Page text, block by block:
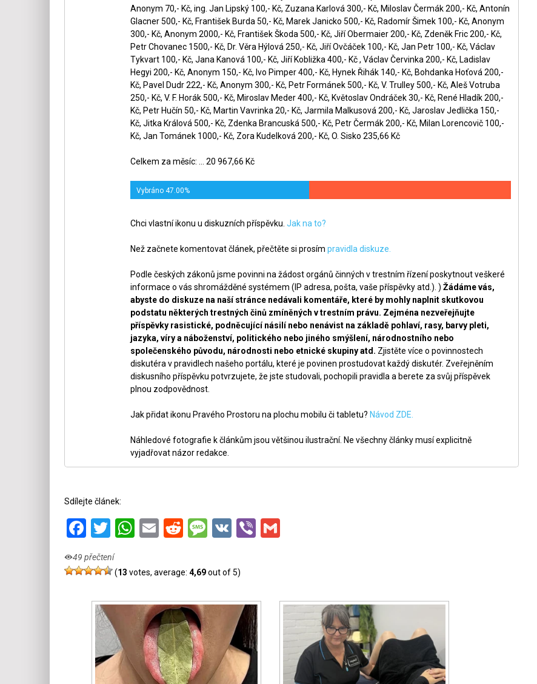
Anonym 70,- Kč, ing. Jan Lipský 100,- Kč, Zuzana Karlová 300,- Kč, Miloslav Čermák 200,- Kč, Antonín
Glacner 500,- Kč, František Burda 50,- Kč, Marek Janicko 500,- Kč, Radomír Šimek 100,- Kč, Anonym
300,- Kč, Anonym 2000,- Kč, František Škoda 500,- Kč, Jiří Obermaier 200,- Kč, Zdeněk Fric 200,- Kč,
Petr Chovanec 1500,- Kč, Dr. Věra Hýlová 250,- Kč, Jiří Ovčáček 100,- Kč, Jan Petr 100,- Kč, Václav
Tykvart 100,- Kč, Jana Kanová 100,- Kč, Jiří Kobližka 400,- Kč , Václav Červinka 200,- Kč, Ladislav
Hegyi 200,- Kč, Anonym 150,- Kč, Ivo Pimper 400,- Kč, Hynek Řihák 140,- Kč, Bohdanka Hoťová 200,-
Kč, Pavel Dudr 222,- Kč, Anonym 300,- Kč, Petr Formánek 500,- Kč, V. Trulley 500,- Kč, Aleš Votruba
250,- Kč, V. F. Horák 500,- Kč, Miroslav Meder 400,- Kč, Květoslav Ondráček 30,- Kč, René Hladík 200,-
Kč, Petr Hučín 50,- Kč, Martin Vavrinka 20,- Kč, Jarmila Malkusová 200,- Kč, Jaroslav Jedlička 150,-
Kč, Jitka Králová 500,- Kč, Zdenka Brancuská 500,- Kč, Petr Čermák 200,- Kč, Milan Lorencovič 100,-
Kč, Jan Tománek 1000,- Kč, Zora Kudelková 200,- Kč, O. Sisko 235,66 Kč
Celkem za měsíc: ... 20 967,66 Kč
Vybráno 47.00%
Chci vlastní ikonu u diskuzních příspěvku. Jak na to?
Než začnete komentovat článek, přečtěte si prosím pravidla diskuze.
Podle českých zákonů jsme povinni na žádost orgánů činných v trestním řízení poskytnout veškeré
informace o vás shromážděné systémem (IP adresa, pošta, vaše příspěvky atd.). ) Žádáme vás,
abyste do diskuze na naší stránce nedávali komentáře, které by mohly naplnit skutkovou
podstatu některých trestných činů zmíněných v trestním právu. Zejména nezveřejňujte
příspěvky rasistické, podněcující násilí nebo nenávist na základě pohlaví, rasy, barvy pleti,
jazyka, víry a náboženství, politického nebo jiného smýšlení, národnostního nebo
společenského původu, národnosti nebo etnické skupiny atd. Zjistěte více o povinnostech
diskutéra v pravidlech našeho portálu, které je povinen prostudovat každý diskutér. Zveřejněním
diskusního příspěvku potvrzujete, že jste studovali, pochopili pravidla a berete za svůj příspěvek
plnou zodpovědnost.
Jak přidat ikonu Pravého Prostoru na plochu mobilu či tabletu? Návod ZDE.
Náhledové fotografie k článkům jsou většinou ilustrační. Ne všechny články musí explicitně
vyjadřovat názor redakce.
Sdílejte článek:
Facebook
Twitter
WhatsApp
EmailRedditMessage
VKViberGmail
49 přečtení
(13 votes, average: 4,69out of 5)